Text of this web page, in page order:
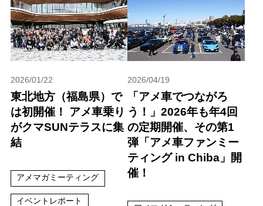
2026/01/22
東北地方（福島県）で
は初開催！ アメ車乗り
がクマSUNテラスに集
結
アメマガミーティング
イベントレポート
2026/04/19
「アメ車でつながろ
う！」2026年も年4回
の定期開催、その第1
弾「アメ車ファンミー
ティング in Chiba」開
催！